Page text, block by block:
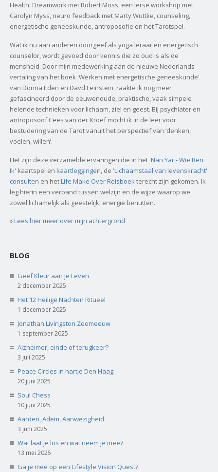
Health, Dreamwork met Robert Moss, een Ierse workshop met
Carolyn Myss, neuro feedback met Marty Wuttke, counseling,
energetische geneeskunde, antroposofie en het Tarotspel.
Wat ik nu aan anderen doorgeef als yoga leraar en energetisch
counselor, wordt gevoed door kennis die zo oud is als de
mensheid. Door mijn medewerking aan de nieuwe Nederlands
vertaling van het boek 'Werken met energetische geneeskunde'
van Donna Eden en Davd Feinstein, raakte ik nog meer
gefascineerd door de eeuwenoude, praktische, vaak simpele
helende technieken voor lichaam, ziel en geest. Bij psychiater en
antroposoof Cees van der Kroef mocht ik in de leer voor
bestudering van de Tarot vanuit het perspectief van ‘denken,
voelen, willen’.
Het zijn deze verzamelde ervaringen die in het 'Nan Yar - Wie Ben
Ik' kaartspel en kaartleggingen , de 'Lichaamstaal van levenskracht'
consulten en hetLife Make Over Reisboek terecht zijn gekomen. Ik
leg hierin een verband tussen welzijn en de wijze waarop we
zowel lichamelijk als geestelijk, energie benutten.
»Lees hier meer over mijn achtergrond
BLOG
Geef Kleur aan je Leven
2 december 2025
Het 12 Heilige Nachten Ritueel
1 december 2025
Jonathan Livingston Zeemeeuw
1 september 2025
Alzheimer, einde of terugkeer?
3 juli 2025
Peace Circles in hartje Den Haag
20 juni 2025
Soul Chess
10 juni 2025
Aarden, Adem, Aanwezigheid
3 juni 2025
Wat laat je los en wat neem je mee?
13 mei 2025
Ga je mee op een Lifestyle Vision Quest?